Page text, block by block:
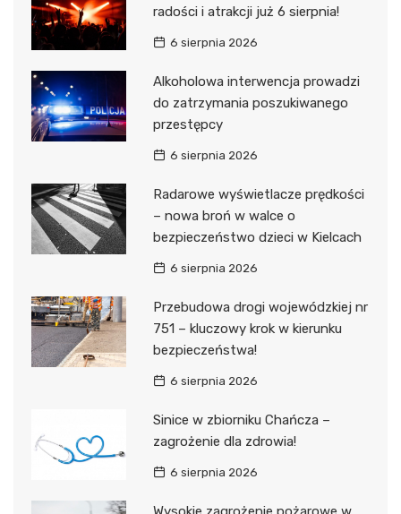
radości i atrakcji już 6 sierpnia!
6 sierpnia 2026
Alkoholowa interwencja prowadzi
do zatrzymania poszukiwanego
przestępcy
6 sierpnia 2026
Radarowe wyświetlacze prędkości
– nowa broń w walce o
bezpieczeństwo dzieci w Kielcach
6 sierpnia 2026
Przebudowa drogi wojewódzkiej nr
751 – kluczowy krok w kierunku
bezpieczeństwa!
6 sierpnia 2026
Sinice w zbiorniku Chańcza –
zagrożenie dla zdrowia!
6 sierpnia 2026